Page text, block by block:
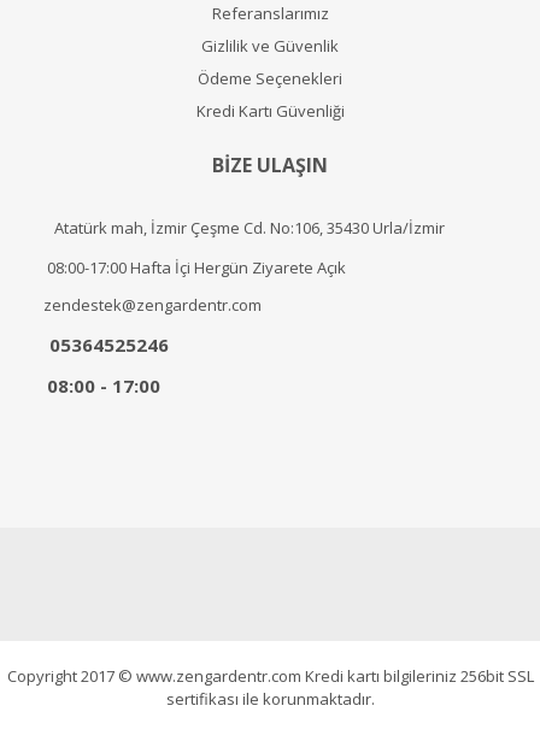
Referanslarımız
Gizlilik ve Güvenlik
Ödeme Seçenekleri
Kredi Kartı Güvenliği
BİZE ULAŞIN
Atatürk mah, İzmir Çeşme Cd. No:106, 35430 Urla/İzmir
08:00-17:00 Hafta İçi Hergün Ziyarete Açık
zendestek@zengardentr.com
05364525246
08:00 - 17:00
Copyright 2017 © www.zengardentr.com Kredi kartı bilgileriniz 256bit SSL
sertifikası ile korunmaktadır.